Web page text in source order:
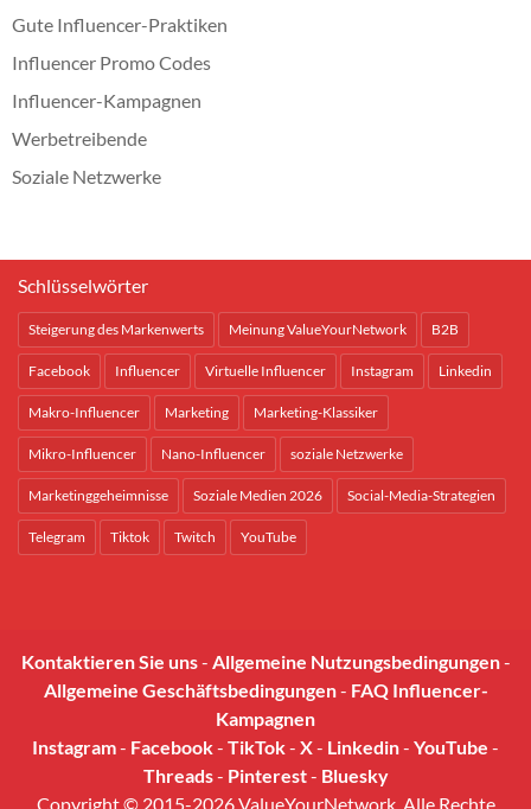
Gute Influencer-Praktiken
Influencer Promo Codes
Influencer-Kampagnen
Werbetreibende
Soziale Netzwerke
Schlüsselwörter
Steigerung des Markenwerts Meinung ValueYourNetwork B2B
Facebook Influencer Virtuelle Influencer Instagram Linkedin
Makro-Influencer Marketing Marketing-Klassiker
Mikro-Influencer Nano-Influencer soziale Netzwerke
Marketinggeheimnisse Soziale Medien 2026 Social-Media-Strategien
Telegram Tiktok Twitch YouTube
Kontaktieren Sie uns- Allgemeine Nutzungsbedingungen-
Allgemeine Geschäftsbedingungen- FAQ Influencer-
Kampagnen
Instagram- Facebook- TikTok- X- Linkedin- YouTube -
Threads- Pinterest- Bluesky
Copyright © 2015-2026 ValueYourNetwork. Alle Rechte